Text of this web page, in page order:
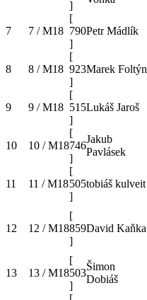
]
7 7 / M18
[
790
]
Petr Mádlík
8 8 / M18
[
923
]
Marek Foltýn
9 9 / M18
[
515
]
Lukáš Jaroš
10 10 / M18
[
746
]
Jakub
Pavlásek
11 11 / M18
[
505
]
tobiáš kulveit
12 12 / M18
[
859
]
David Kaňka
13 13 / M18
[
503
]
Šimon
Dobiáš